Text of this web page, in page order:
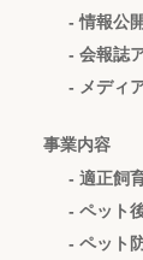
- 情報公開
- 会報誌
- メディ
事業内容
- 適正飼
- ペット
- ペット